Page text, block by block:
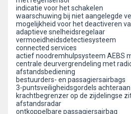
indicatie voor het schakelen
waarschuwing bij niet aangelegde
mogelijkheid voor het deactiveren
adaptieve snelheidsregelaar
vermoeidheidsdetectiesysteem
connected services
actief noodremhulpsysteem AEBS
centrale deurvergrendeling met
afstandsbediening
bestuurders- en passagiersairbags
3-puntsveiligheidsgordels
krachtbegrenzer op de zijdelingse
afstandsradar
ontkoppelbare passagiersairbag